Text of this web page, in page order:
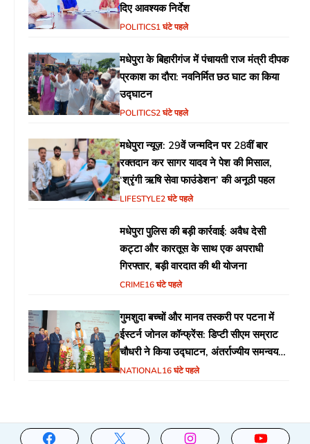
दिए आवश्यक निर्देश
POLITICS1 घंटे पहले
मधेपुरा के बिहारीगंज में पंचायती राज मंत्री दीपक
प्रकाश का दौरा: नवनिर्मित छठ घाट का किया
उद्घाटन
POLITICS2 घंटे पहले
मधेपुरा न्यूज़: 29वें जन्मदिन पर 28वीं बार
रक्तदान कर सागर यादव ने पेश की मिसाल,
‘श्रृंगी ऋषि सेवा फाउंडेशन’ की अनूठी पहल
LIFESTYLE2 घंटे पहले
मधेपुरा पुलिस की बड़ी कार्रवाई: अवैध देसी
कट्टा और कारतूस के साथ एक अपराधी
गिरफ्तार, बड़ी वारदात की थी योजना
CRIME16 घंटे पहले
गुमशुदा बच्चों और मानव तस्करी पर पटना में
ईस्टर्न जोनल कॉन्फ्रेंस: डिप्टी सीएम सम्राट
चौधरी ने किया उद्घाटन, अंतर्राज्यीय समन्वय
पर जोर
NATIONAL16 घंटे पहले